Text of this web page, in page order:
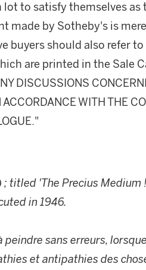
lot to satisfy themselves
made by Sotheby's is
buyers should also refer to
are printed in the Sale
DISCUSSIONS
WITH THE
titled 'The Precius Medium
in 1946.
sans erreurs,
et antipathies des